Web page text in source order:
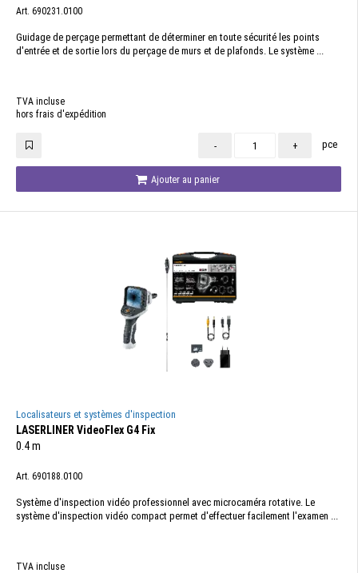
Art. 690231.0100
Guidage de perçage permettant de déterminer en toute sécurité les points
d'entrée et de sortie lors du perçage de murs et de plafonds. Le système ...
TVA incluse
hors frais d'expédition
- + pce
Ajouter au panier
Localisateurs et systèmes d'inspection
LASERLINER VideoFlex G4 Fix
0.4 m
Art. 690188.0100
Système d'inspection vidéo professionnel avec microcaméra rotative. Le
système d'inspection vidéo compact permet d'effectuer facilement l'examen ...
TVA incluse